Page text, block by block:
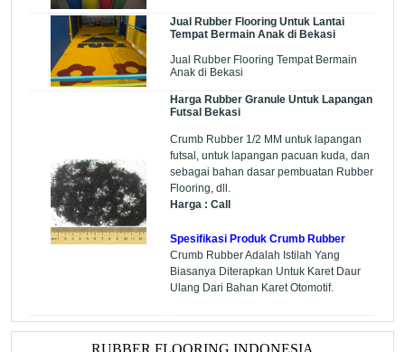
Jual Rubber Flooring Untuk Lantai
Tempat Bermain Anak di Bekasi
Jual Rubber Flooring Tempat Bermain
Anak di Bekasi
Harga Rubber Granule Untuk Lapangan
Futsal Bekasi
Crumb Rubber 1/2 MM untuk lapangan
futsal, untuk lapangan pacuan kuda, dan
sebagai bahan dasar pembuatan Rubber
Flooring, dll.
Harga : Call
Spesifikasi Produk Crumb Rubber
Crumb Rubber Adalah Istilah Yang
Biasanya Diterapkan Untuk Karet Daur
Ulang Dari Bahan Karet Otomotif.